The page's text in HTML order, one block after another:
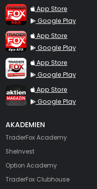
TraderFox Pro
App Store
Google Play
TraderFox dpa-AFX ProFeed
App Store
Google Play
TraderFox Live Trading
App Store
Google Play
TraderFox aktien Magazin
App Store
Google Play
AKADEMIEN
TraderFox Academy
SheInvest
Option Academy
TraderFox Clubhouse